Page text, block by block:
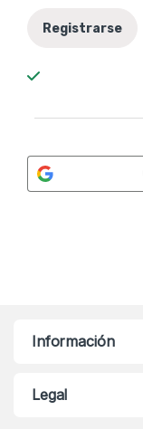
Registrarse
Información
Legal